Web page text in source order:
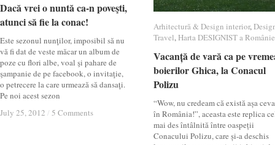
Dacă vrei o nuntă ca-n poveşti,
atunci să fie la conac!
Este sezonul nunţilor, imposibil să nu
vă fi dat de veste măcar un album de
poze cu flori albe, voal şi pahare de
şampanie de pe facebook, o invitaţie,
o petrecere la care urmează să dansaţi.
Pe noi acest sezon
July 25, 2012 / 5 Comments
Dacă vrei o nuntă ca-n poveşti,
atunci să fie la conac!
July 25, 2012 / 5 Comments
Arhitectură & Design interior,
Travel, Harta DESIGNIST a
Vacanță de vară ca pe
boierilor Ghica, la Conacul
Polizu
“Wow, nu credeam că există așa ceva
în România!”, aceasta este replica
mai des întâlnită între oaspeții
Conacului Polizu, care și-a deschis
Arhitectură & Design interior
Travel Harta DESIGNIST a
Vacanță de vară ca pe
boierilor Ghica, la Conacul
Polizu